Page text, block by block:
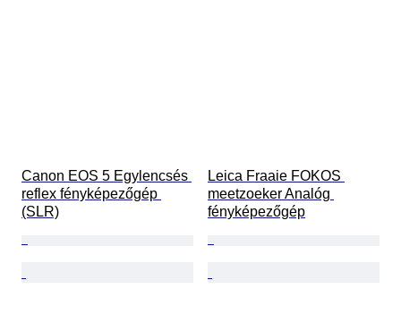
Canon EOS 5 Egylencsés
reflex fényképezőgép
(SLR)
Leica Fraaie FOKOS
meetzoeker Analóg
fényképezőgép